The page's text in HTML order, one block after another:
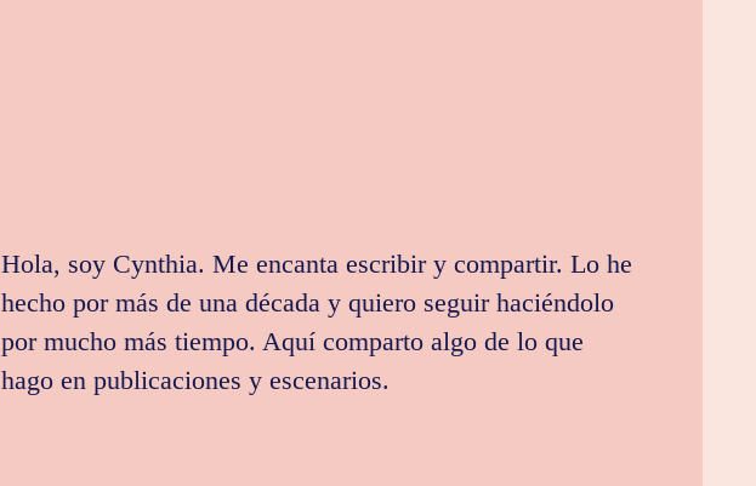
Hola, soy Cynthia. Me encanta escribir y compartir. Lo he
hecho por más de una década y quiero seguir haciéndolo
por mucho más tiempo. Aquí comparto algo de lo que
hago en publicaciones y escenarios.